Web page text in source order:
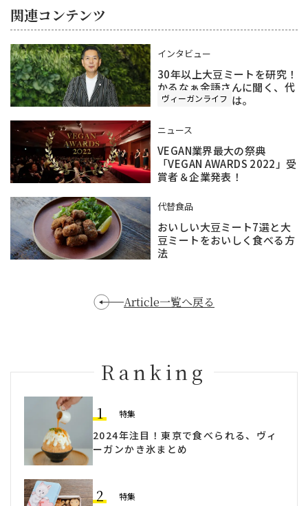
関連コンテンツ
インタビュー
30年以上大豆ミートを研究！
かるなぁ余語さんに聞く、代
替食品の未来とは。
ヴィーガンライフ
ニュース
VEGAN業界最大の祭典
「VEGAN AWARDS 2022」受
賞者＆企業発表！
代替食品
おいしい大豆ミート7選と大
豆ミートをおいしく食べる方
法
Ranking
1 特集
2024年注目！東京で食べられる、ヴィ
ーガンかき氷まとめ
2 特集
Article一覧へ戻る